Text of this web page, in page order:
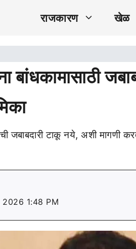
राजकारण खेळ
बांधकामासाठी
जबाबदारी टाकू नये, अशी मागणी
1:48 PM